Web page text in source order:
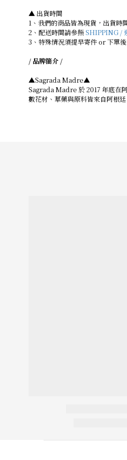
▲ 出貨時間
1、我們的商品皆為現貨，出貨時
2、配送時間請參照 SHIPPING /
3、特殊情況須提早寄件 or 下單
/ 品牌簡介 /
▲Sagrada Madre▲
Sagrada Madre 於 2017 年底在
數花材、草藥與原料皆來自阿根